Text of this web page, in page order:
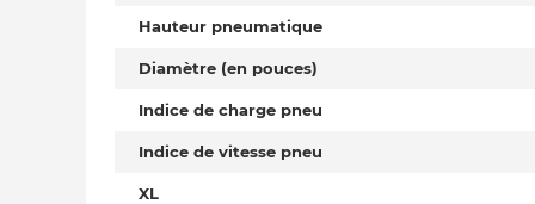
Hauteur pneumatique
Diamètre (en pouces)
Indice de charge pneu
Indice de vitesse pneu
XL